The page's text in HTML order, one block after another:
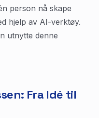
person nå skape
hjelp av AI-verktøy.
utnytte denne
Fra Idé til